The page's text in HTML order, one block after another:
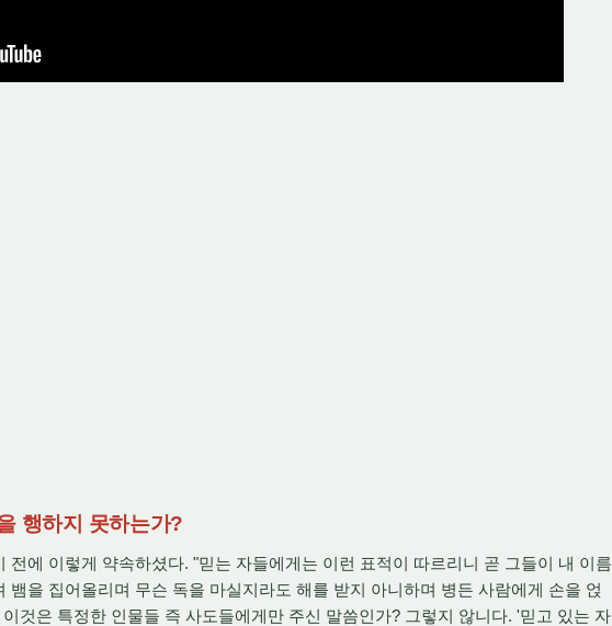
행하지 못하는가?
전에 이렇게 약속하셨다. "믿는 자들에게는 이런 표적이 따르리니 곧 그들이 내 이름
뱀을 집어올리며 무슨 독을 마실지라도 해를 받지 아니하며 병든 사람에게 손을 얹
것은 특정한 인물들 즉 사도들에게만 주신 말씀인가? 그렇지 않니다. '믿고 있는 자